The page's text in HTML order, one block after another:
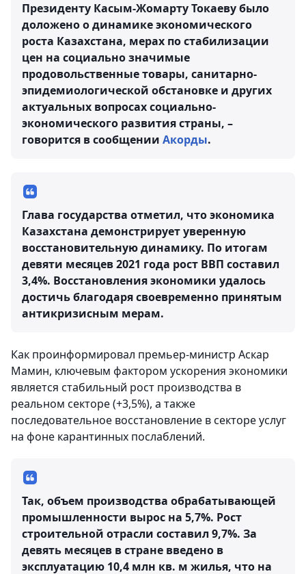
Президенту Касым-Жомарту Токаеву было
доложено о динамике экономического
роста Казахстана, мерах по стабилизации
цен на социально значимые
продовольственные товары, санитарно-
эпидемиологической обстановке и других
актуальных вопросах социально-
экономического развития страны, –
говорится в сообщении Акорды.
Глава государства отметил, что экономика
Казахстана демонстрирует уверенную
восстановительную динамику. По итогам
девяти месяцев 2021 года рост ВВП составил
3,4%. Восстановления экономики удалось
достичь благодаря своевременно принятым
антикризисным мерам.
Как проинформировал премьер-министр Аскар
Мамин, ключевым фактором ускорения экономики
является стабильный рост производства в
реальном секторе (+3,5%), а также
последовательное восстановление в секторе услуг
на фоне карантинных послаблений.
Так, объем производства обрабатывающей
промышленности вырос на 5,7%. Рост
строительной отрасли составил 9,7%. За
девять месяцев в стране введено в
эксплуатацию 10,4 млн кв. м жилья, что на